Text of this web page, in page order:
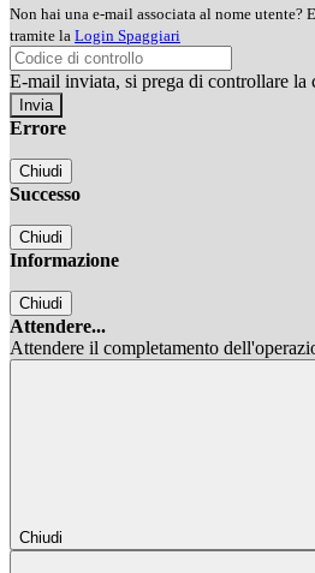
Non hai una e-mail associata al nome utente?
tramite la Login Spaggiari
E-mail inviata, si prega di controllare la
Errore
Chiudi
Successo
Chiudi
Informazione
Chiudi
Attendere...
Attendere il completamento
Chiudi